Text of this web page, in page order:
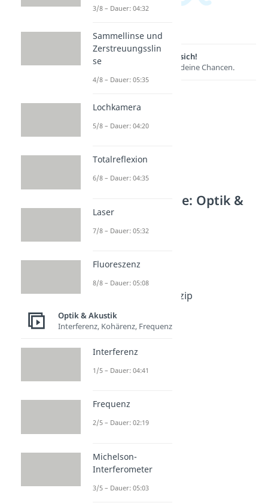
Lernen lohnt sich!
Entdecke hier deine Chancen.
Weitere Inhalte: Optik &
Akustik
Wellenoptik
Dauer: 04:18
Polarisation
Dauer: 05:25
Huygenssches Prinzip
Sammellinse und
Zerstreuungsslinse
Dauer: 05:35
Lochkamera
Dauer: 04:20
Laser
Dauer: 05:32
3/8 – Dauer: 04:32
Sammellinse und
Zerstreuungsslin
se
4/8 – Dauer: 05:35
Lochkamera
5/8 – Dauer: 04:20
Totalreflexion
6/8 – Dauer: 04:35
Laser
7/8 – Dauer: 05:32
Fluoreszenz
8/8 – Dauer: 05:08
Optik & Akustik
Interferenz, Kohärenz, Frequenz
Interferenz
1/5 – Dauer: 04:41
Frequenz
2/5 – Dauer: 02:19
Michelson-
Interferometer
3/5 – Dauer: 05:03